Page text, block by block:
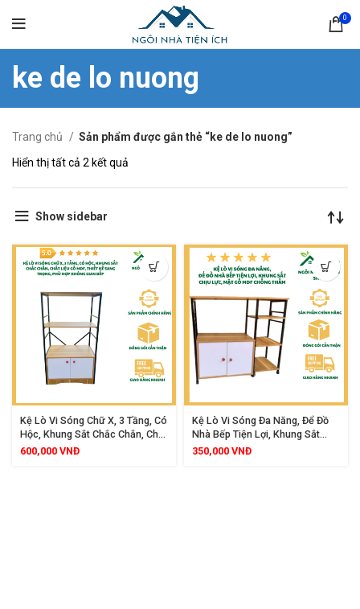
0
ke de lo nuong
Trang chủ
Sản phẩm được gắn thẻ “ke de lo nuong”
Hiển thị tất cả 2 kết quả
Show sidebar
Kệ Lò Vi Sóng Chữ X, 3 Tầng, Có
Hộc, Khung Sắt Chắc Chắn, Chất
Liệu Gỗ MDF, Thiết Kế Sang
600,000 VNĐ
Kệ Lò Vi Sóng Đa Năng, Để Đồ
Nhà Bếp Tiện Lợi, Khung Sắt
Chịu Lực, Mặt Gỗ MDF Chống
350,000 VNĐ